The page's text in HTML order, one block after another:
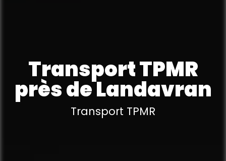
Transport TPMR
près de Landavran
Transport TPMR